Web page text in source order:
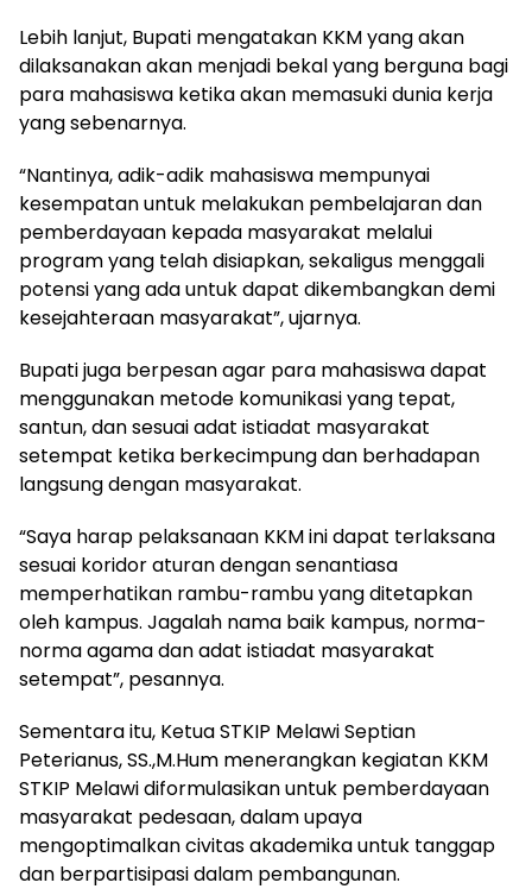
Lebih lanjut, Bupati mengatakan KKM yang akan
dilaksanakan akan menjadi bekal yang berguna bagi
para mahasiswa ketika akan memasuki dunia kerja
yang sebenarnya.
“Nantinya, adik-adik mahasiswa mempunyai
kesempatan untuk melakukan pembelajaran dan
pemberdayaan kepada masyarakat melalui
program yang telah disiapkan, sekaligus menggali
potensi yang ada untuk dapat dikembangkan demi
kesejahteraan masyarakat”, ujarnya.
Bupati juga berpesan agar para mahasiswa dapat
menggunakan metode komunikasi yang tepat,
santun, dan sesuai adat istiadat masyarakat
setempat ketika berkecimpung dan berhadapan
langsung dengan masyarakat.
“Saya harap pelaksanaan KKM ini dapat terlaksana
sesuai koridor aturan dengan senantiasa
memperhatikan rambu-rambu yang ditetapkan
oleh kampus. Jagalah nama baik kampus, norma-
norma agama dan adat istiadat masyarakat
setempat”, pesannya.
Sementara itu, Ketua STKIP Melawi Septian
Peterianus, SS.,M.Hum menerangkan kegiatan KKM
STKIP Melawi diformulasikan untuk pemberdayaan
masyarakat pedesaan, dalam upaya
mengoptimalkan civitas akademika untuk tanggap
dan berpartisipasi dalam pembangunan.